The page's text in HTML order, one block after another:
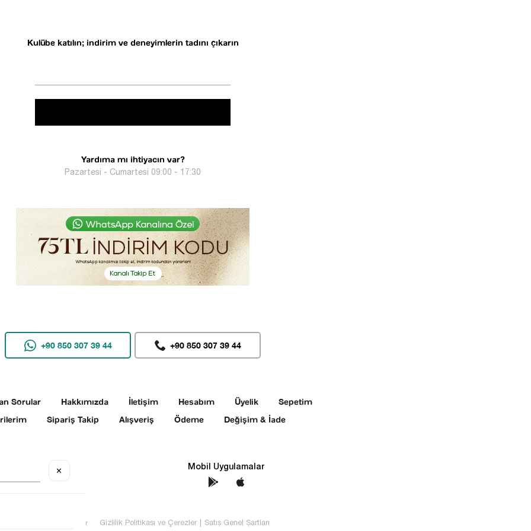
Kulübe katılın; indirim ve deneyimlerin tadını çıkarın
Yardıma mı ihtiyacın var?
Pazartesi - Cumartesi 09:00 - 17:30
+90 850 307 39 44 +90 850 307 39 44
Sorular Hakkımızda İletişim Hesabım Üyelik
Sepetim
Sipariş Takip Alışveriş Ödeme Değişim & İade
Sosyal Medya Mobil Uygulamalar
Tüm hakları saklıdır Gizlilik Politikası ve Çerezler Satış Genel Şartları
✕